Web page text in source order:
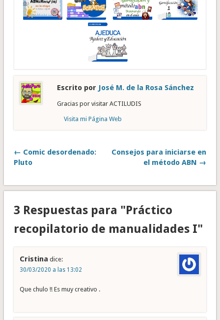
Escrito por José M. de la Rosa Sánchez
Gracias por visitar ACTILUDIS
Visita mi Página Web
← Comic desordenado:
Pluto
Consejos para iniciarse en
el método ABN →
3 Respuestas para "Práctico
recopilatorio de manualidades I"
Cristina dice:
30/03/2020 a las 13:02
Que chulo !! Es muy creativo .